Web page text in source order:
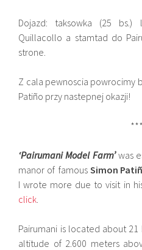
Dojazd: taksowka (25
Quillacollo a stamtad do
strone.
Z cala pewnoscia powrocimy
Patiño przy nastepnej okazji!
***
‘Pairumani Model Farm’ was
manor of famous Simon
I wrote more due to visit in
click
Pairumani is located about
altitude of 2.600 meters